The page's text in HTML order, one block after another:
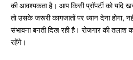
की आवश्यकता है। आप किसी प्रॉपर्टी को यदि
तो उसके जरूरी कागजातों पर ध्यान देना होगा,
संभावना बनती दिख रही है। रोजगार की
रहेंगे।